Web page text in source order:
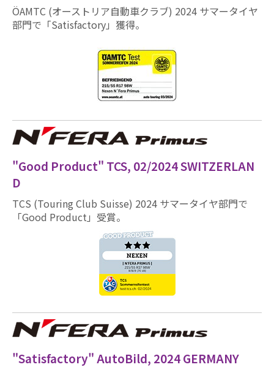
ÖAMTC (オーストリア自動車クラブ) 2024 サマータイヤ
部門で「Satisfactory」獲得。
"Good Product" TCS, 02/2024 SWITZERLAN
D
TCS (Touring Club Suisse) 2024 サマータイヤ部門で
「Good Product」受賞。
"Satisfactory" AutoBild, 2024 GERMANY